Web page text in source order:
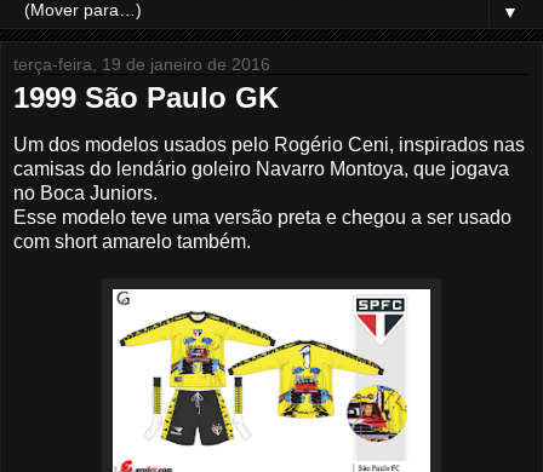
▼
terça-feira, 19 de janeiro de 2016
1999 São Paulo GK
Um dos modelos usados pelo Rogério Ceni, inspirados nas
camisas do lendário goleiro Navarro Montoya, que jogava
no Boca Juniors.
Esse modelo teve uma versão preta e chegou a ser usado
com short amarelo também.